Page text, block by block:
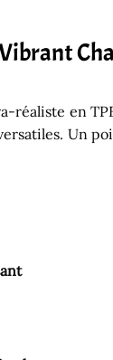
réaliste en
Un